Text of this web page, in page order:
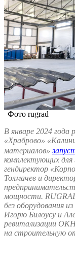
Фото rugrad
В январе 2024 года
«Храброво»
материалов»
комплектующих для
гендиректор
Толмачев и
мощности.
без оборудования
Игорю Билоусу и
ревитализации
на строительную